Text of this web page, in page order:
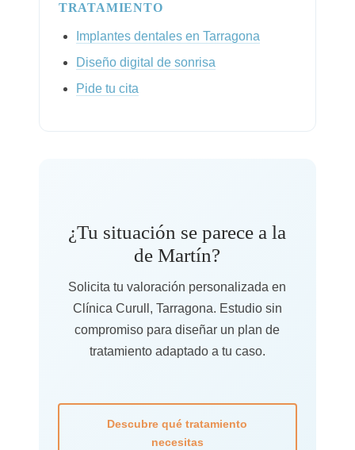
TRATAMIENTO
Implantes dentales en Tarragona
Diseño digital de sonrisa
Pide tu cita
¿Tu situación se parece a la
de Martín?
Solicita tu valoración personalizada en
Clínica Curull, Tarragona. Estudio sin
compromiso para diseñar un plan de
tratamiento adaptado a tu caso.
Descubre qué tratamiento
necesitas